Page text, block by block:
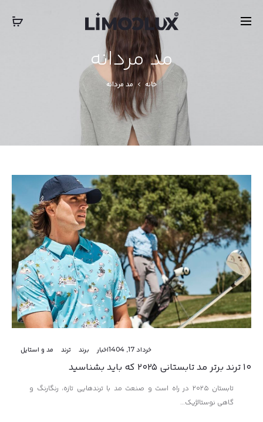
بستن
‎‎ ‎ International Express Shipping: 5-7 Business Days
مد مردانه
خانه مد مردانه
خرداد 17, 1404 اخبار برند ترند مد و استایل
۱۰ ترند برتر مد تابستانی ۲۰۲۵ که باید بشناسید
تابستان ۲۰۲۵ در راه است و صنعت مد با ترندهایی تازه، رنگارنگ و
گاهی نوستالژیک…